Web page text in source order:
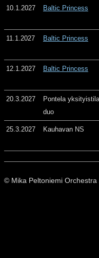
10.1.2027 Baltic Princess
11.1.2027 Baltic Princess
12.1.2027 Baltic Princess
20.3.2027
Pontela
duo
25.3.2027 Kauhavan NS
© Mika Peltoniemi Orchestra